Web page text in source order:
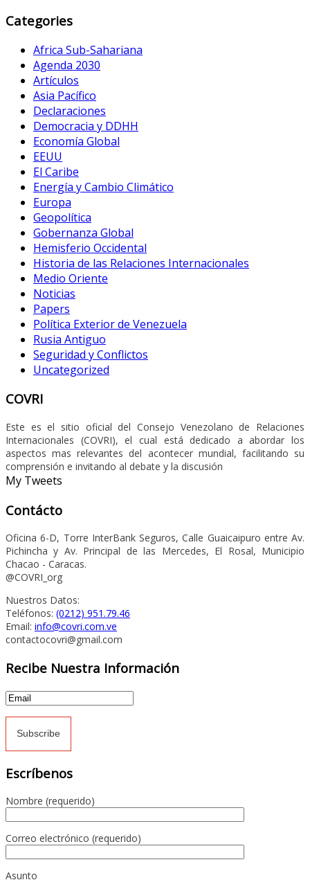
Categories
Africa Sub-Sahariana
Agenda 2030
Artículos
Asia Pacífico
Declaraciones
Democracia y DDHH
Economía Global
EEUU
El Caribe
Energía y Cambio Climático
Europa
Geopolítica
Gobernanza Global
Hemisferio Occidental
Historia de las Relaciones Internacionales
Medio Oriente
Noticias
Papers
Política Exterior de Venezuela
Rusia Antiguo
Seguridad y Conflictos
Uncategorized
COVRI
Este es el sitio oficial del Consejo Venezolano de Relaciones
Internacionales (COVRI), el cual está dedicado a abordar los
aspectos mas relevantes del acontecer mundial, facilitando su
comprensión e invitando al debate y la discusión
My Tweets
Contácto
Oficina 6-D, Torre InterBank Seguros, Calle Guaicaipuro entre Av.
Pichincha y Av. Principal de las Mercedes, El Rosal, Municipio
Chacao - Caracas.
@COVRI_org
Nuestros Datos:
Teléfonos: (0212) 951.79.46
Email: info@covri.com.ve
contactocovri@gmail.com
Recibe Nuestra Información
Escríbenos
Nombre (requerido)
Correo electrónico (requerido)
Asunto